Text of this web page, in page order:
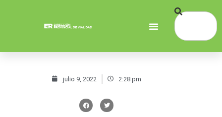
julio 9, 2022 2:28 pm